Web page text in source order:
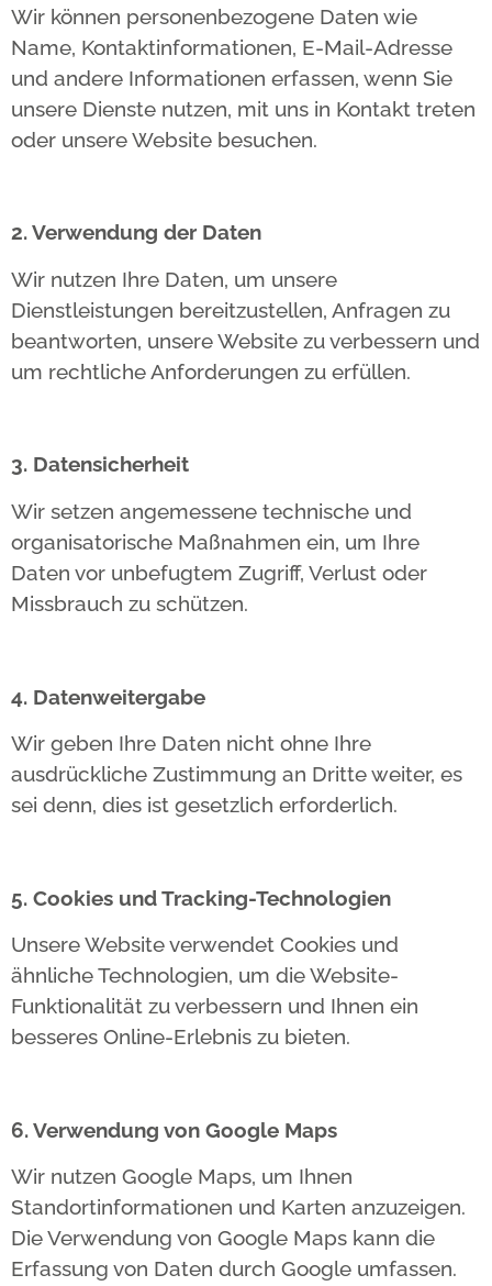
Wir können personenbezogene Daten wie
Name, Kontaktinformationen, E-Mail-Adresse
und andere Informationen erfassen, wenn Sie
unsere Dienste nutzen, mit uns in Kontakt treten
oder unsere Website besuchen.
2. Verwendung der Daten
Wir nutzen Ihre Daten, um unsere
Dienstleistungen bereitzustellen, Anfragen zu
beantworten, unsere Website zu verbessern und
um rechtliche Anforderungen zu erfüllen.
3. Datensicherheit
Wir setzen angemessene technische und
organisatorische Maßnahmen ein, um Ihre
Daten vor unbefugtem Zugriff, Verlust oder
Missbrauch zu schützen.
4. Datenweitergabe
Wir geben Ihre Daten nicht ohne Ihre
ausdrückliche Zustimmung an Dritte weiter, es
sei denn, dies ist gesetzlich erforderlich.
5. Cookies und Tracking-Technologien
Unsere Website verwendet Cookies und
ähnliche Technologien, um die Website-
Funktionalität zu verbessern und Ihnen ein
besseres Online-Erlebnis zu bieten.
6. Verwendung von Google Maps
Wir nutzen Google Maps, um Ihnen
Standortinformationen und Karten anzuzeigen.
Die Verwendung von Google Maps kann die
Erfassung von Daten durch Google umfassen.